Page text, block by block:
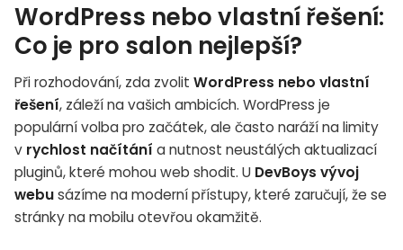
WordPress nebo vlastní řešení:
Co je pro salon nejlepší?
Při rozhodování, zda zvolit WordPress nebo vlastní
řešení, záleží na vašich ambicích. WordPress je
populární volba pro začátek, ale často naráží na limity
v rychlost načítání a nutnost neustálých aktualizací
pluginů, které mohou web shodit. U DevBoys vývoj
webusázíme na moderní přístupy, které zaručují, že se
stránky na mobilu otevřou okamžitě.